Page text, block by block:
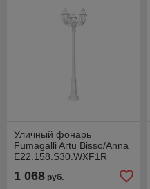
Уличный фонарь
Fumagalli Artu Bisso/Anna
E22.158.S30.WXF1R
1 068 руб.